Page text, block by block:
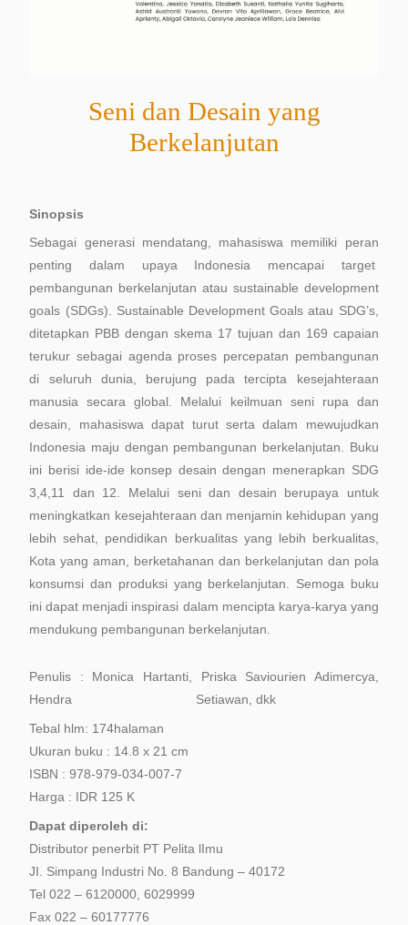
Seni dan Desain yang
Berkelanjutan
Sinopsis
Sebagai generasi mendatang, mahasiswa memiliki peran
penting dalam upaya Indonesia mencapai target
pembangunan berkelanjutan atau sustainable development
goals (SDGs). Sustainable Development Goals atau SDG’s,
ditetapkan PBB dengan skema 17 tujuan dan 169 capaian
terukur sebagai agenda proses percepatan pembangunan
di seluruh dunia, berujung pada tercipta kesejahteraan
manusia secara global. Melalui keilmuan seni rupa dan
desain, mahasiswa dapat turut serta dalam mewujudkan
Indonesia maju dengan pembangunan berkelanjutan. Buku
ini berisi ide-ide konsep desain dengan menerapkan SDG
3,4,11 dan 12. Melalui seni dan desain berupaya untuk
meningkatkan kesejahteraan dan menjamin kehidupan yang
lebih sehat, pendidikan berkualitas yang lebih berkualitas,
Kota yang aman, berketahanan dan berkelanjutan dan pola
konsumsi dan produksi yang berkelanjutan. Semoga buku
ini dapat menjadi inspirasi dalam mencipta karya-karya yang
mendukung pembangunan berkelanjutan.
Penulis : Monica Hartanti, Priska Saviourien Adimercya,
Hendra
Setiawan, dkk
Tebal hlm: 174halaman
Ukuran buku : 14.8 x 21 cm
ISBN : 978-979-034-007-7
Harga : IDR 125 K
Dapat diperoleh di:
Distributor penerbit PT Pelita lImu
JI. Simpang Industri No. 8 Bandung – 40172
Tel 022 – 6120000, 6029999
Fax 022 – 60177776